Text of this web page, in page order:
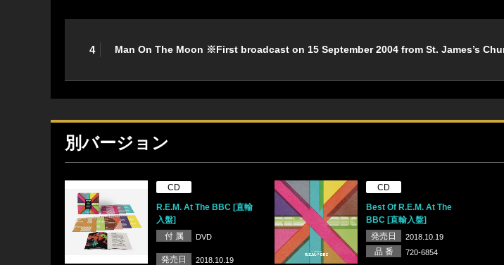
4 Man On The Moon ※First broadcast on 15 September 2004 from St. James’s
別バージョン
CD
R.E.M. At The BBC [直輸
入盤]
付 属
DVD
発売日 2018.10.19
CD
Best Of R.E.M. At The
BBC [直輸入盤]
発売日
2018.10.19
品 番 720-6854